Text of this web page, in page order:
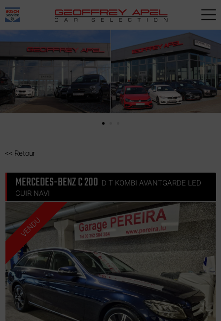
<< Retour
MERCEDES-BENZ C 200 D T KOMBI AVANTGARDE LED
CUIR NAVI
VENDU